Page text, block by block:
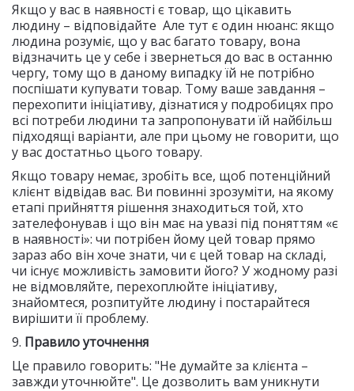
Якщо у вас в наявності є товар, що цікавить
людину – відповідайте Але тут є один нюанс: якщо
людина розуміє, що у вас багато товару, вона
відзначить це у себе і звернеться до вас в останню
чергу, тому що в даному випадку їй не потрібно
поспішати купувати товар. Тому ваше завдання –
перехопити ініціативу, дізнатися у подробицях про
всі потреби людини та запропонувати їй найбільш
підходящі варіанти, але при цьому не говорити, що
у вас достатньо цього товару.
Якщо товару немає, зробіть все, щоб потенційний
клієнт відвідав вас. Ви повинні зрозуміти, на якому
етапі прийняття рішення знаходиться той, хто
зателефонував і що він має на увазі під поняттям «є
в наявності»: чи потрібен йому цей товар прямо
зараз або він хоче знати, чи є цей товар на складі,
чи існує можливість замовити його? У жодному разі
не відмовляйте, перехоплюйте ініціативу,
знайомтеся, розпитуйте людину і постарайтеся
вирішити її проблему.
9. Правило уточнення
Це правило говорить: "Не думайте за клієнта –
завжди уточнюйте". Це дозволить вам уникнути